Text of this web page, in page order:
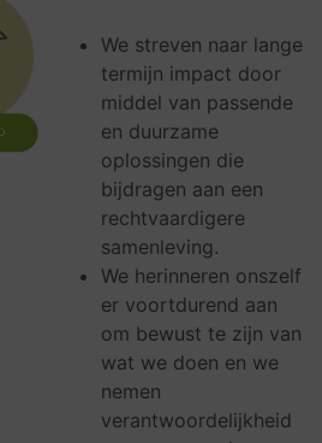
We streven naar lange
termijn impact door
middel van passende
en duurzame
oplossingen die
bijdragen aan een
rechtvaardigere
samenleving.
We herinneren onszelf
er voortdurend aan
om bewust te zijn van
wat we doen en we
nemen
verantwoordelijkheid